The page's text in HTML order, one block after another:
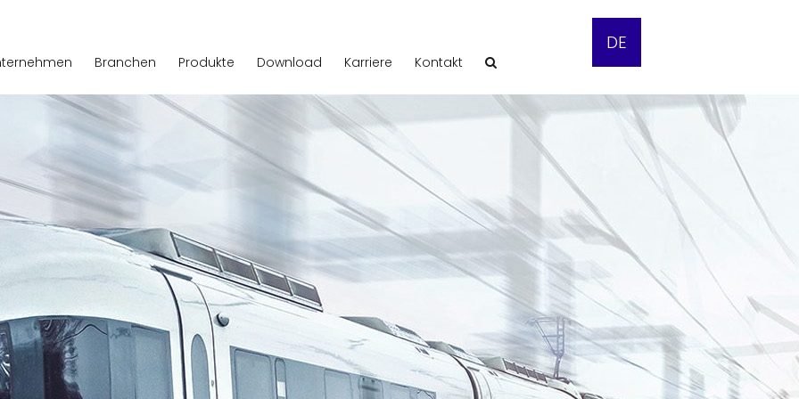
Branchen Produkte Download Karriere Kontakt
DE